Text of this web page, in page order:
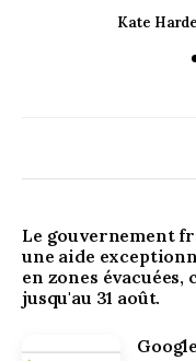
Kate
Le gouvernement
une aide
en zones évacuées,
jusqu'au 31 août.